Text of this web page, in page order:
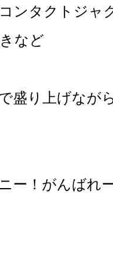
ンタクトジャ
など
盛り上げなが
ー！がんばれ